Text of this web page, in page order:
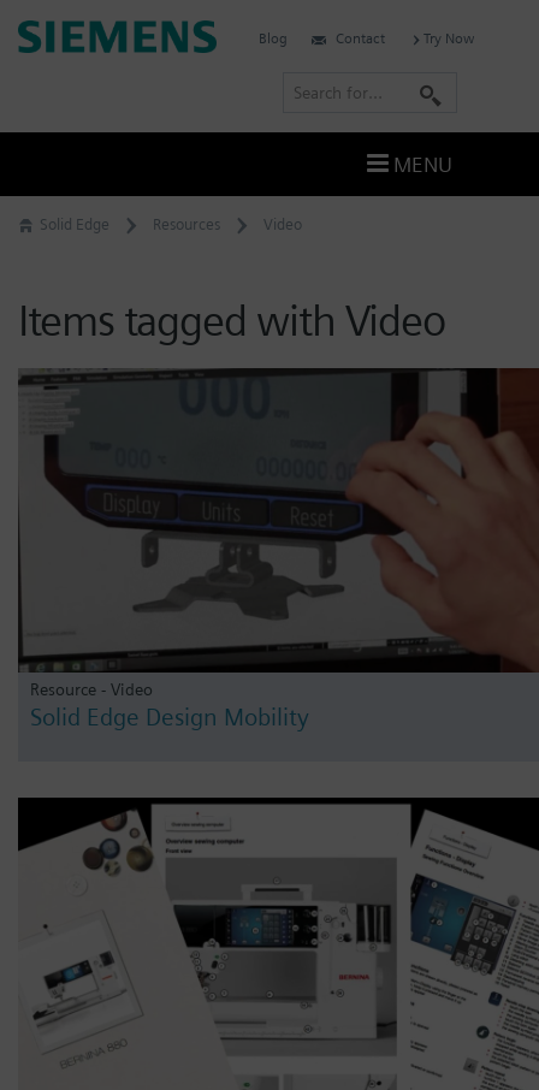
Skip
to
Solid Edge Resources Video
Items tagged with Video
Resource - Video
Solid Edge Design Mobility
Siemens
Blog Contact Try Now
r
c
MENU